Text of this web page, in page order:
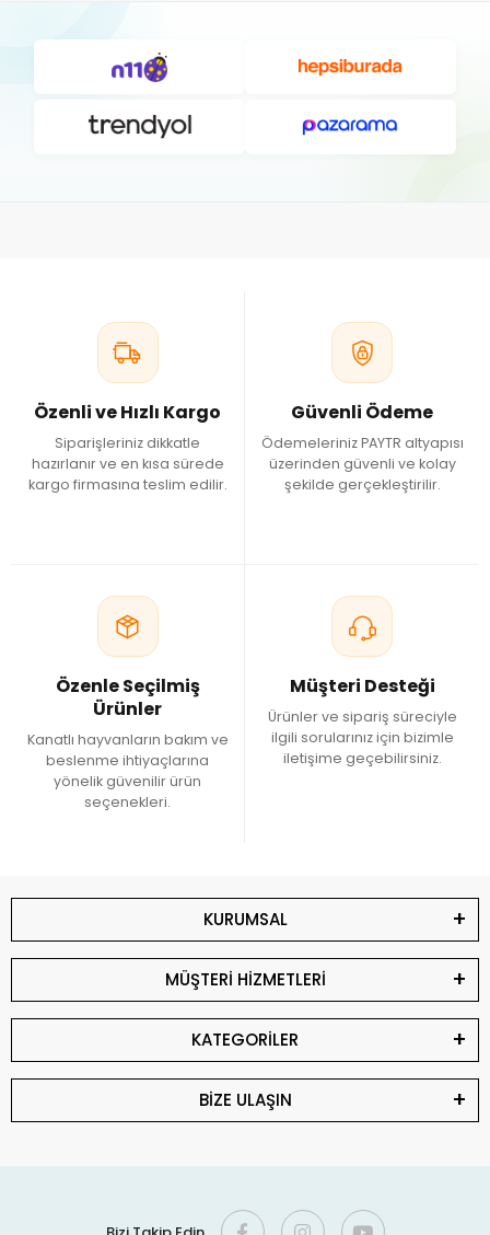
Özenli ve Hızlı Kargo
Siparişleriniz dikkatle
hazırlanır ve en kısa sürede
kargo firmasına teslim edilir.
Güvenli Ödeme
Ödemeleriniz PAYTR altyapısı
üzerinden güvenli ve kolay
şekilde gerçekleştirilir.
Özenle Seçilmiş
Ürünler
Kanatlı hayvanların bakım ve
beslenme ihtiyaçlarına
yönelik güvenilir ürün
seçenekleri.
Müşteri Desteği
Ürünler ve sipariş süreciyle
ilgili sorularınız için bizimle
iletişime geçebilirsiniz.
KURUMSAL
MÜŞTERİ HİZMETLERİ
KATEGORİLER
BİZE ULAŞIN